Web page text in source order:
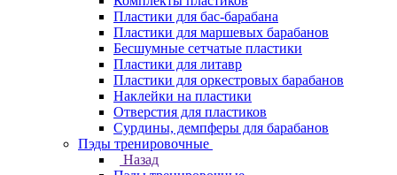
Пластики для бас-барабана
Пластики для маршевых барабанов
Бесшумные сетчатые пластики
Пластики для литавр
Пластики для оркестровых барабанов
Наклейки на пластики
Отверстия для пластиков
Сурдины, демпферы для барабанов
Пэды тренировочные
Назад